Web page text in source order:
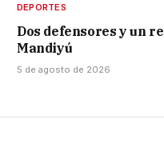
DEPORTES
Dos defensores y un
Mandiyú
5 de agosto de 2026